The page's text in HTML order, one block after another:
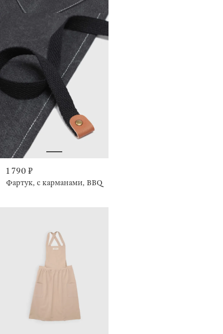
1 790 ₽
Фартук, с карманами, BBQ